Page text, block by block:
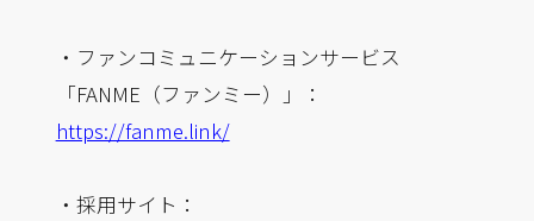
・ファンコミュニケーションサービス
「FANME（ファンミー）」：
https://fanme.link/
・採用サイト：